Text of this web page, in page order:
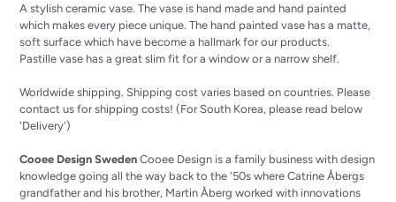
A stylish ceramic vase. The vase is hand made and hand painted
which makes every piece unique. The hand painted vase has a matte,
soft surface which have become a hallmark for our products.
Pastille vase has a great slim fit for a window or a narrow shelf.
Worldwide shipping. Shipping cost varies based on countries. Please
contact us for shipping costs! (For South Korea, please read below
'Delivery')
Cooee Design Sweden Cooee Design is a family business with design
knowledge going all the way back to the '50s where Catrine Åbergs
grandfather and his brother, Martin Åberg worked with innovations